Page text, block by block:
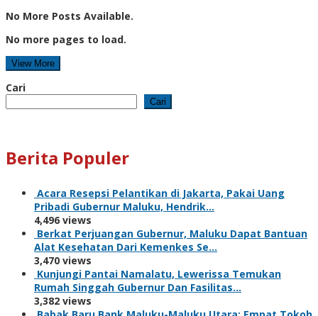
No More Posts Available.
No more pages to load.
View More
Cari
Cari
Berita Populer
Acara Resepsi Pelantikan di Jakarta, Pakai Uang
Pribadi Gubernur Maluku, Hendrik…
4,496 views
Berkat Perjuangan Gubernur, Maluku Dapat Bantuan
Alat Kesehatan Dari Kemenkes Se…
3,470 views
Kunjungi Pantai Namalatu, Lewerissa Temukan
Rumah Singgah Gubernur Dan Fasilitas…
3,382 views